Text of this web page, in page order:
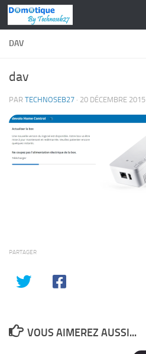
Skip to content
DAV
dav
PAR TECHNOSEB27 · 20 DÉCEMBRE 2015
PARTAGER
VOUS AIMEREZ AUSSI...